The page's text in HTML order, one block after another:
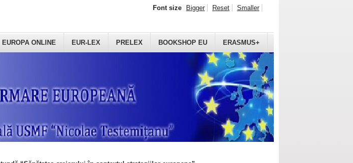
EUROPA ONLINE EUR-LEX PRELEX BOOKSHOP EU ERASMUS+
Font size Bigger Reset Smaller